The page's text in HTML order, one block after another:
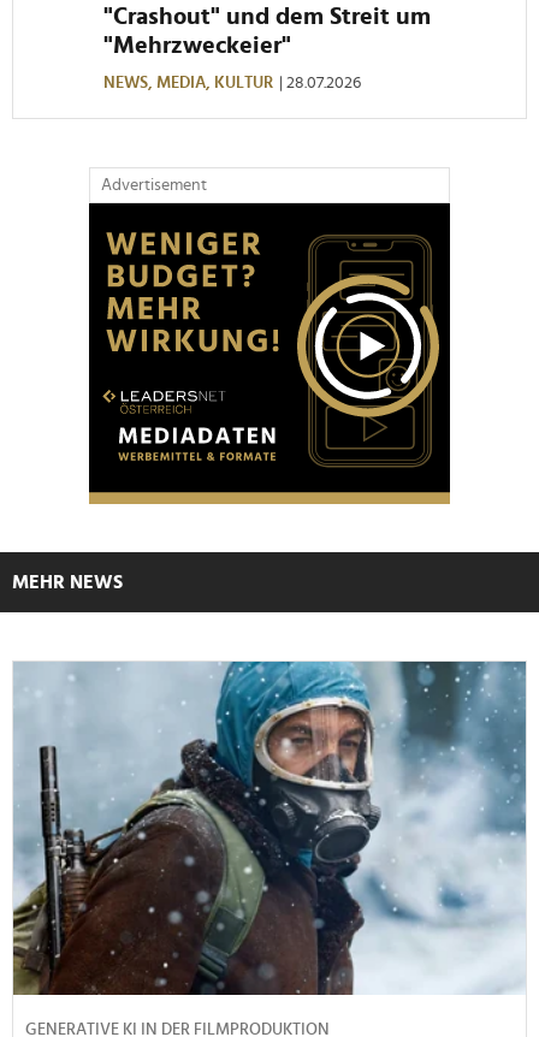
"Crashout" und dem Streit um
"Mehrzweckeier"
NEWS, MEDIA, KULTUR | 28.07.2026
Advertisement
MEHR NEWS
GENERATIVE KI IN DER FILMPRODUKTION